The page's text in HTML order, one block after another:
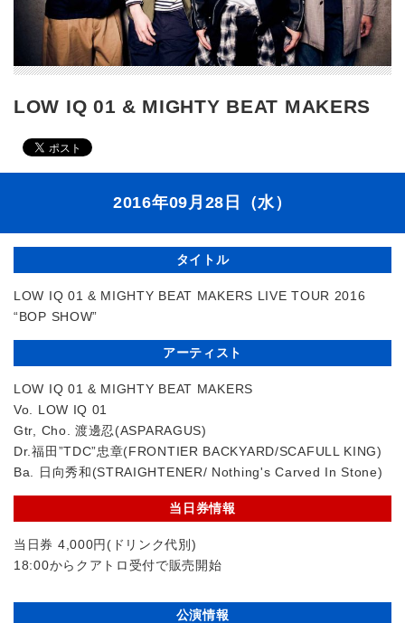
LOW IQ 01 & MIGHTY BEAT MAKERS
2016年09月28日（水）
タイトル
LOW IQ 01 & MIGHTY BEAT MAKERS LIVE TOUR 2016
“BOP SHOW”
アーティスト
LOW IQ 01 & MIGHTY BEAT MAKERS
Vo. LOW IQ 01
Gtr, Cho. 渡邊忍(ASPARAGUS)
Dr.福田”TDC”忠章(FRONTIER BACKYARD/SCAFULL KING)
Ba. 日向秀和(STRAIGHTENER/ Nothing's Carved In Stone)
当日券情報
当日券 4,000円(ドリンク代別)
18:00からクアトロ受付で販売開始
公演情報